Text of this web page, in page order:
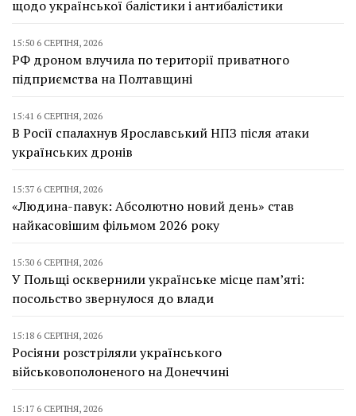
щодо української балістики і антибалістики
15:50 6 СЕРПНЯ, 2026
РФ дроном влучила по території приватного
підприємства на Полтавщині
15:41 6 СЕРПНЯ, 2026
В Росії спалахнув Ярославський НПЗ після атаки
українських дронів
15:37 6 СЕРПНЯ, 2026
«Людина-павук: Абсолютно новий день» став
найкасовішим фільмом 2026 року
15:30 6 СЕРПНЯ, 2026
У Польщі осквернили українське місце пам’яті:
посольство звернулося до влади
15:18 6 СЕРПНЯ, 2026
Росіяни розстріляли українського
військовополоненого на Донеччині
15:17 6 СЕРПНЯ, 2026